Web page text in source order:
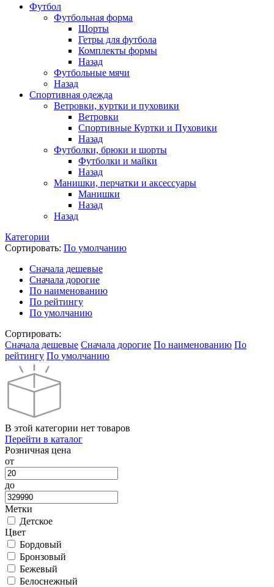
Футбол
Футбольная форма
Шорты
Гетры для футбола
Комплекты формы
Назад
Футбольные мячи
Назад
Спортивная одежда
Ветровки, куртки и пуховики
Ветровки
Спортивные Куртки и Пуховики
Назад
Футболки, брюки и шорты
Футболки и майки
Назад
Манишки, перчатки и аксессуары
Манишки
Назад
Назад
Категории
Сортировать: По умолчанию
Cначала дешевые
Cначала дорогие
По наименованию
По рейтингу
По умолчанию
Сортировать:
Cначала дешевые Cначала дорогие По наименованию По
рейтингу По умолчанию
В этой категории нет товаров
Перейти в каталог
Розничная цена
от
до
Метки
Детское
Цвет
Бордовый
Бронзовый
Бежевый
Белоснежный